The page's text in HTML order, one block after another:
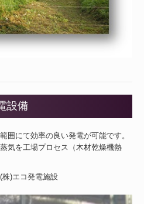
設備
囲にて効率の良い発電が可能です。
気を工場プロセス（木材乾燥機熱
)エコ発電施設